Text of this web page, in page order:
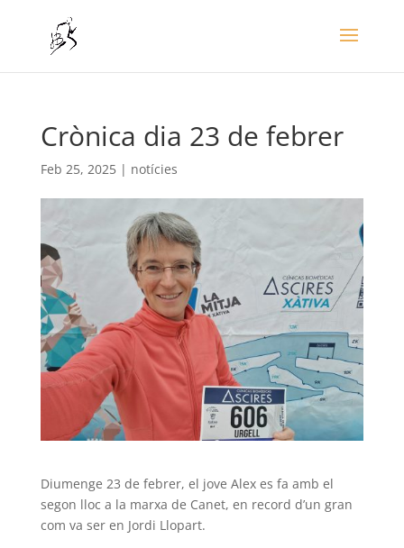
Crònica dia 23 de febrer
Feb 25, 2025| notícies
Diumenge 23 de febrer, el jove Alex es fa amb el
segon lloc a la marxa de Canet, en record d’un gran
com va ser en Jordi Llopart.